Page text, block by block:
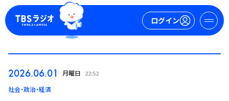
ログイン
2026.06.01 月曜日 22:52
社会・政治・経済